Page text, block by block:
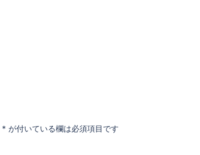
* が付いている欄は必須項目です